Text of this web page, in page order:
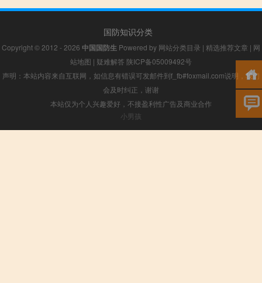
国防知识分类
Copyright © 2012 - 2026 中国国防生 Powered by 网站分类目录 | 精选推荐文章 | 网
站地图 | 疑难解答 陕ICP备05009492号
声明：本站内容来自互联网，如信息有错误可发邮件到f_fb#foxmail.com说明，我们
会及时纠正，谢谢
本站仅为个人兴趣爱好，不接盈利性广告及商业合作
小男孩